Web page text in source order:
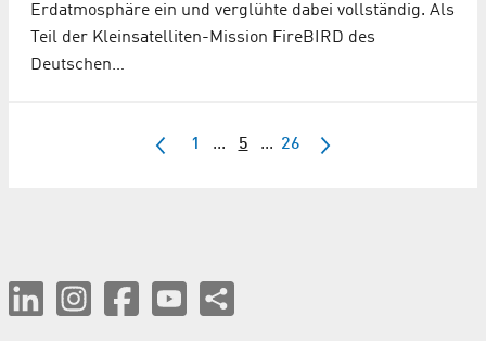
Erdatmosphäre ein und verglühte dabei vollständig. Als
Teil der Kleinsatelliten-Mission FireBIRD des
Deutschen…
1 ... 5 ... 26